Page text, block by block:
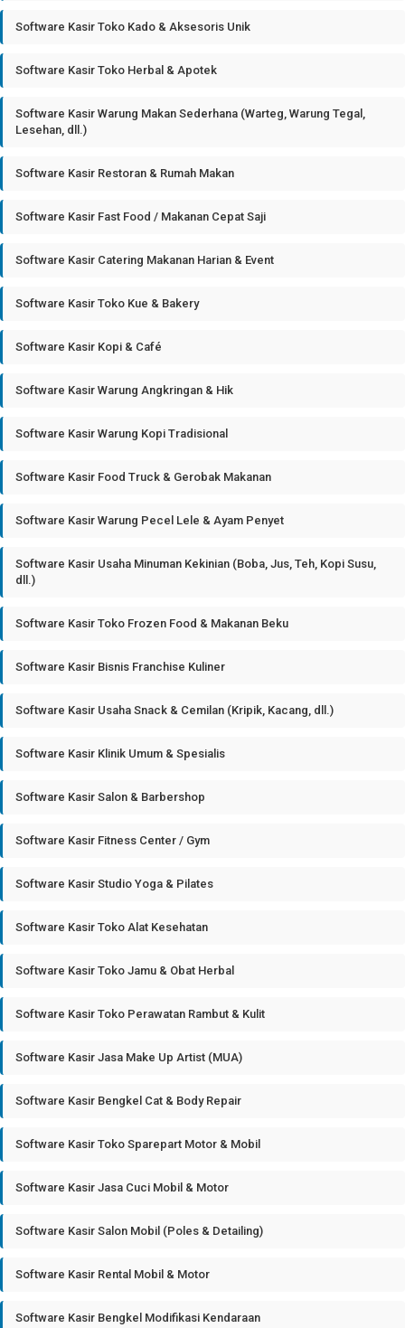
Software Kasir Toko Kado & Aksesoris Unik
Software Kasir Toko Herbal & Apotek
Software Kasir Warung Makan Sederhana (Warteg, Warung Tegal,
Lesehan, dll.)
Software Kasir Restoran & Rumah Makan
Software Kasir Fast Food / Makanan Cepat Saji
Software Kasir Catering Makanan Harian & Event
Software Kasir Toko Kue & Bakery
Software Kasir Kopi & Café
Software Kasir Warung Angkringan & Hik
Software Kasir Warung Kopi Tradisional
Software Kasir Food Truck & Gerobak Makanan
Software Kasir Warung Pecel Lele & Ayam Penyet
Software Kasir Usaha Minuman Kekinian (Boba, Jus, Teh, Kopi Susu,
dll.)
Software Kasir Toko Frozen Food & Makanan Beku
Software Kasir Bisnis Franchise Kuliner
Software Kasir Usaha Snack & Cemilan (Kripik, Kacang, dll.)
Software Kasir Klinik Umum & Spesialis
Software Kasir Salon & Barbershop
Software Kasir Fitness Center / Gym
Software Kasir Studio Yoga & Pilates
Software Kasir Toko Alat Kesehatan
Software Kasir Toko Jamu & Obat Herbal
Software Kasir Toko Perawatan Rambut & Kulit
Software Kasir Jasa Make Up Artist (MUA)
Software Kasir Bengkel Cat & Body Repair
Software Kasir Toko Sparepart Motor & Mobil
Software Kasir Jasa Cuci Mobil & Motor
Software Kasir Salon Mobil (Poles & Detailing)
Software Kasir Rental Mobil & Motor
Software Kasir Bengkel Modifikasi Kendaraan